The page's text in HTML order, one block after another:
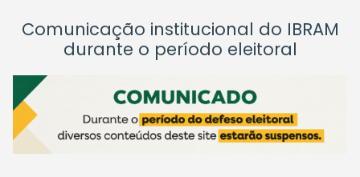
Comunicação institucional do IBRAM
durante o período eleitoral